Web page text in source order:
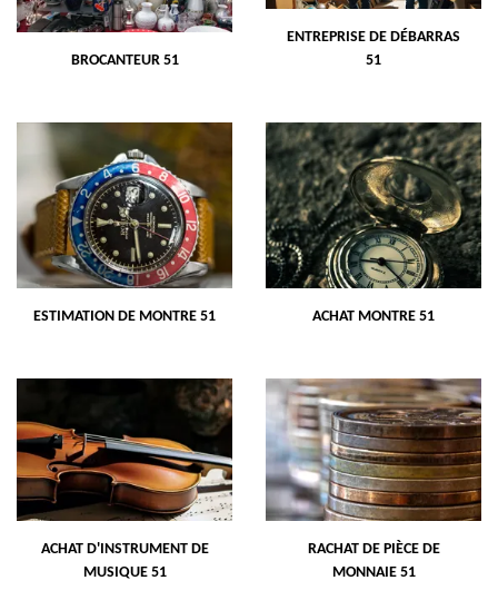
BROCANTEUR 51
ENTREPRISE DE DÉBARRAS
51
ESTIMATION DE MONTRE 51 ACHAT MONTRE 51
ACHAT D'INSTRUMENT DE
MUSIQUE 51
RACHAT DE PIÈCE DE
MONNAIE 51